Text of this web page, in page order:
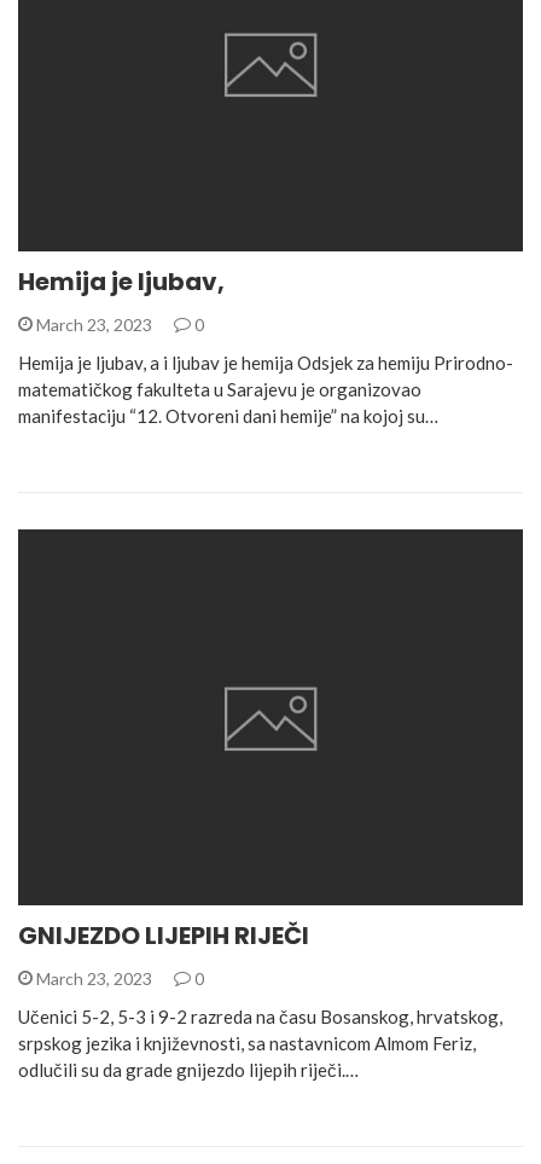
Hemija je ljubav,
March 23, 2023 0
Hemija je ljubav, a i ljubav je hemija Odsjek za hemiju Prirodno-
matematičkog fakulteta u Sarajevu je organizovao
manifestaciju “12. Otvoreni dani hemije” na kojoj su…
GNIJEZDO LIJEPIH RIJEČI
March 23, 2023 0
Učenici 5-2, 5-3 i 9-2 razreda na času Bosanskog, hrvatskog,
srpskog jezika i književnosti, sa nastavnicom Almom Feriz,
odlučili su da grade gnijezdo lijepih riječi.…